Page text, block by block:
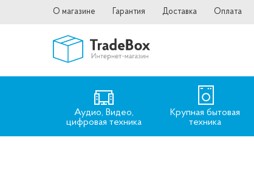
О магазине Гарантия Доставка Оплата
Аудио, Видео,
цифровая техника
Крупная бытовая
техника